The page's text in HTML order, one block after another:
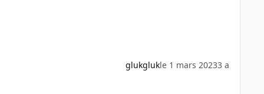
glukglukle 1 mars 20233 a